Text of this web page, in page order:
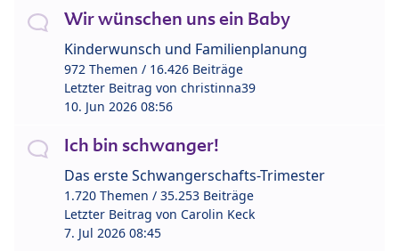
Wir wünschen uns ein Baby
Kinderwunsch und Familienplanung
972 Themen / 16.426 Beiträge
Letzter Beitrag von christinna39
10. Jun 2026 08:56
Ich bin schwanger!
Das erste Schwangerschafts-Trimester
1.720 Themen / 35.253 Beiträge
Letzter Beitrag von Carolin Keck
7. Jul 2026 08:45